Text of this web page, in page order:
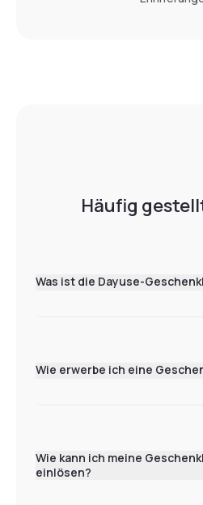
Häufig
Was ist die Dayuse-
Wie erwerbe ich eine
Wie kann ich meine
einlösen?